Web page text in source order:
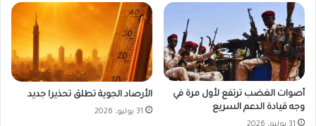
أصوات الغضب ترتفع لأول مرة في
وجه قيادة الدعم السريع
الأرصاد الجوية تطلق تحذيرا جديد
31 يوليو، 2026